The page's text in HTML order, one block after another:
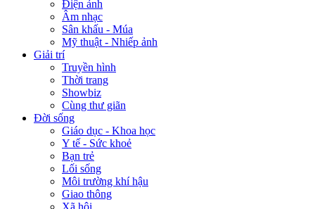
Điện ảnh
Âm nhạc
Sân khấu - Múa
Mỹ thuật - Nhiếp ảnh
Giải trí
Truyền hình
Thời trang
Showbiz
Cùng thư giãn
Đời sống
Giáo dục - Khoa học
Y tế - Sức khoẻ
Bạn trẻ
Lối sống
Môi trường khí hậu
Giao thông
Xã hội